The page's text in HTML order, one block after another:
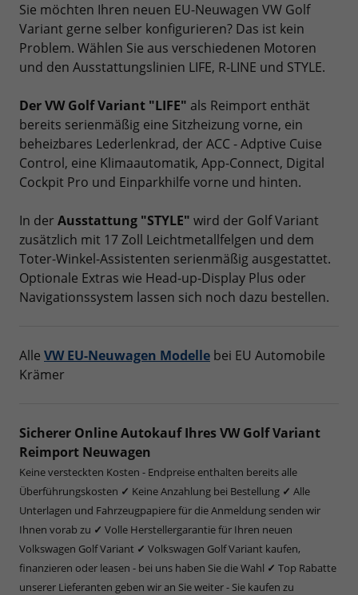
Sie möchten Ihren neuen EU-Neuwagen VW Golf
Variant gerne selber konfigurieren? Das ist kein
Problem. Wählen Sie aus verschiedenen Motoren
und den Ausstattungslinien LIFE, R-LINE und STYLE.
Der VW Golf Variant "LIFE" als Reimport enthät
bereits serienmäßig eine Sitzheizung vorne, ein
beheizbares Lederlenkrad, der ACC - Adptive Cuise
Control, eine Klimaautomatik, App-Connect, Digital
Cockpit Pro und Einparkhilfe vorne und hinten.
In der Ausstattung "STYLE" wird der Golf Variant
zusätzlich mit 17 Zoll Leichtmetallfelgen und dem
Toter-Winkel-Assistenten serienmäßig ausgestattet.
Optionale Extras wie Head-up-Display Plus oder
Navigationssystem lassen sich noch dazu bestellen.
Alle VW EU-Neuwagen Modelle bei EU Automobile
Krämer
Sicherer Online Autokauf Ihres VW Golf Variant
Reimport Neuwagen
Keine versteckten Kosten - Endpreise enthalten bereits alle
Überführungskosten ✓ Keine Anzahlung bei Bestellung ✓ Alle
Unterlagen und Fahrzeugpapiere für die Anmeldung senden wir
Ihnen vorab zu ✓ Volle Herstellergarantie für Ihren neuen
Volkswagen Golf Variant ✓ Volkswagen Golf Variant kaufen,
finanzieren oder leasen - bei uns haben Sie die Wahl ✓ Top Rabatte
unserer Lieferanten geben wir an Sie weiter - Sie kaufen zu